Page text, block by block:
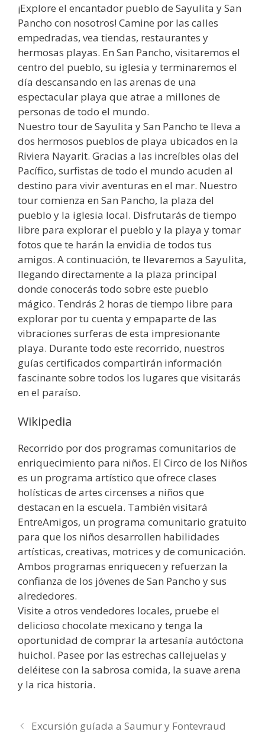
¡Explore el encantador pueblo de Sayulita y San
Pancho con nosotros! Camine por las calles
empedradas, vea tiendas, restaurantes y
hermosas playas. En San Pancho, visitaremos el
centro del pueblo, su iglesia y terminaremos el
día descansando en las arenas de una
espectacular playa que atrae a millones de
personas de todo el mundo.
Nuestro tour de Sayulita y San Pancho te lleva a
dos hermosos pueblos de playa ubicados en la
Riviera Nayarit. Gracias a las increíbles olas del
Pacífico, surfistas de todo el mundo acuden al
destino para vivir aventuras en el mar. Nuestro
tour comienza en San Pancho, la plaza del
pueblo y la iglesia local. Disfrutarás de tiempo
libre para explorar el pueblo y la playa y tomar
fotos que te harán la envidia de todos tus
amigos. A continuación, te llevaremos a Sayulita,
llegando directamente a la plaza principal
donde conocerás todo sobre este pueblo
mágico. Tendrás 2 horas de tiempo libre para
explorar por tu cuenta y empaparte de las
vibraciones surferas de esta impresionante
playa. Durante todo este recorrido, nuestros
guías certificados compartirán información
fascinante sobre todos los lugares que visitarás
en el paraíso.
Wikipedia
Recorrido por dos programas comunitarios de
enriquecimiento para niños. El Circo de los Niños
es un programa artístico que ofrece clases
holísticas de artes circenses a niños que
destacan en la escuela. También visitará
EntreAmigos, un programa comunitario gratuito
para que los niños desarrollen habilidades
artísticas, creativas, motrices y de comunicación.
Ambos programas enriquecen y refuerzan la
confianza de los jóvenes de San Pancho y sus
alrededores.
Visite a otros vendedores locales, pruebe el
delicioso chocolate mexicano y tenga la
oportunidad de comprar la artesanía autóctona
huichol. Pasee por las estrechas callejuelas y
deléitese con la sabrosa comida, la suave arena
y la rica historia.
Excursión guíada a Saumur y Fontevraud